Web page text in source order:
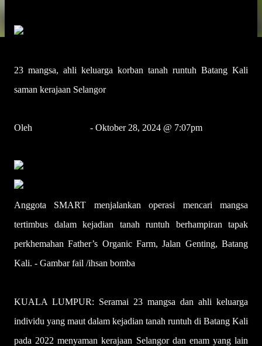
23 mangsa, ahli keluarga korban tanah runtuh Batang Kali
saman kerajaan Selangor
Oleh
- Oktober 28, 2024 @ 7:07pm
Anggota SMART menjalankan operasi mencari mangsa
tertimbus dalam kejadian tanah runtuh berhampiran tapak
perkhemahan Father’s Organic Farm, Jalan Genting, Batang
Kali. - Gambar fail /ihsan bomba
KUALA LUMPUR: Seramai 23 mangsa dan ahli keluarga
individu yang maut dalam kejadian tanah runtuh di Batang Kali
pada 2022 menyaman kerajaan Selangor dan enam yang lain